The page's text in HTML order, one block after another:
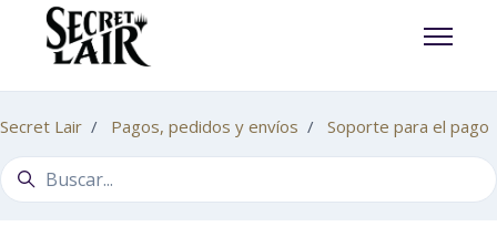
Abrir/
Secret Lair Pagos, pedidos y envíos Soporte para el pago
Búsqueda